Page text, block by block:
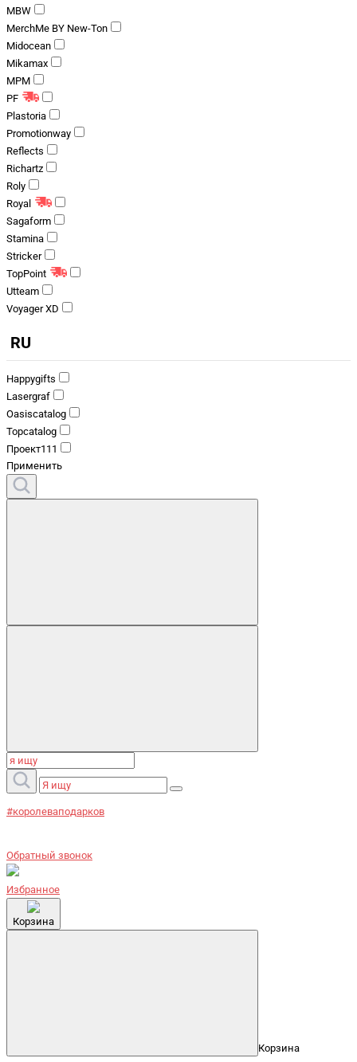
MBW
MerchMe BY New-Ton
Midocean
Mikamax
MPM
PF
Plastoria
Promotionway
Reflects
Richartz
Roly
Royal
Sagaform
Stamina
Stricker
TopPoint
Utteam
Voyager XD
RU
Happygifts
Lasergraf
Oasiscatalog
Topcatalog
Проект111
Применить
#королеваподарков
Обратный звонок
Избранное
Корзина
Корзина